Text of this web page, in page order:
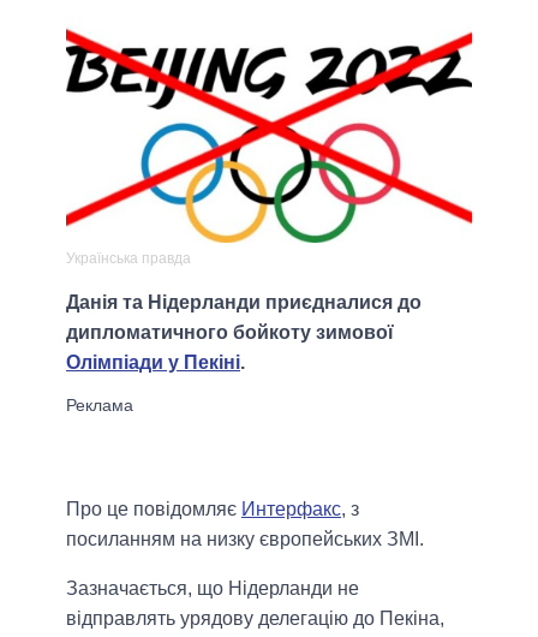
Українська правда
Данія та Нідерланди приєдналися до
дипломатичного бойкоту зимової
Олімпіади у Пекіні.
Про це повідомляє Интерфакс, з
посиланням на низку європейських ЗМІ.
Зазначається, що Нідерланди не
відправлять урядову делегацію до Пекіна,